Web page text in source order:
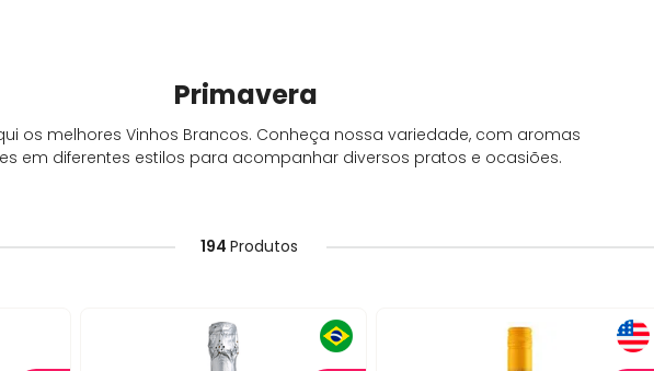
Primavera
os melhores Vinhos Brancos. Conheça nossa variedade, com aromas
em diferentes estilos para acompanhar diversos pratos e ocasiões.
194 Produtos